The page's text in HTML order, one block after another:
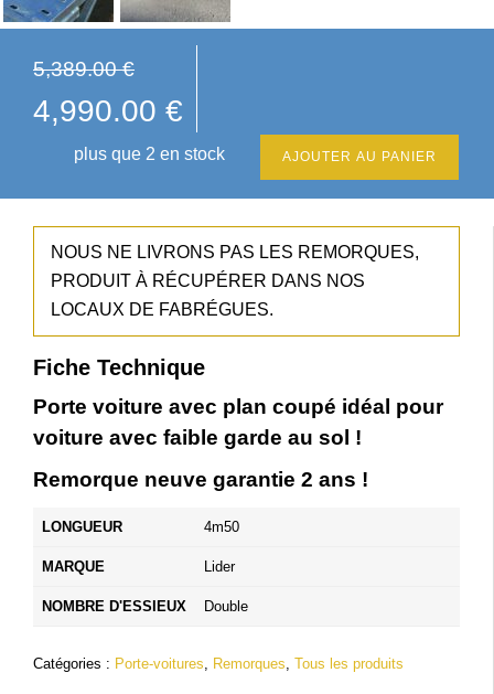
5,389.00€
L
p
r
i
n
i
t
a
é
4,990.00 €
e
p
r
i
x
a
c
t
u
e
s
plus que 2 en stock AJOUTER AU PANIER
NOUS NE LIVRONS PAS LES REMORQUES,
PRODUIT À RÉCUPÉRER DANS NOS
LOCAUX DE FABRÉGUES.
Fiche Technique
Porte voiture avec plan coupé idéal pour
voiture avec faible garde au sol !
Remorque neuve garantie 2 ans !
LONGUEUR 4m50
MARQUE Lider
NOMBRE D'ESSIEUX Double
Catégories : Porte-voitures, Remorques, Tous les produits